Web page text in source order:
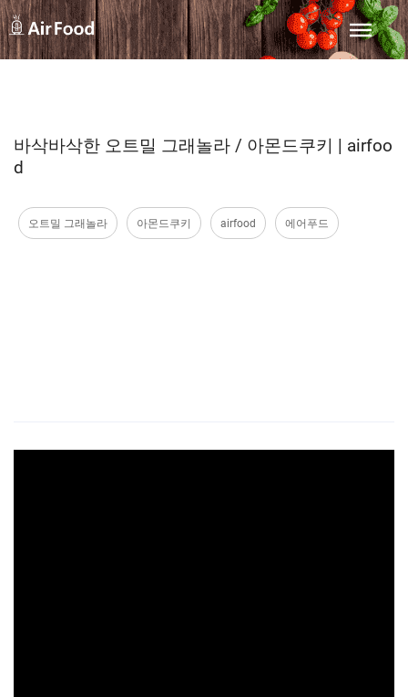
바삭바삭한 오트밀 그래놀라 / 아몬드쿠키 | airfoo
d
오트밀 그래놀라 아몬드쿠키 airfood 에어푸드